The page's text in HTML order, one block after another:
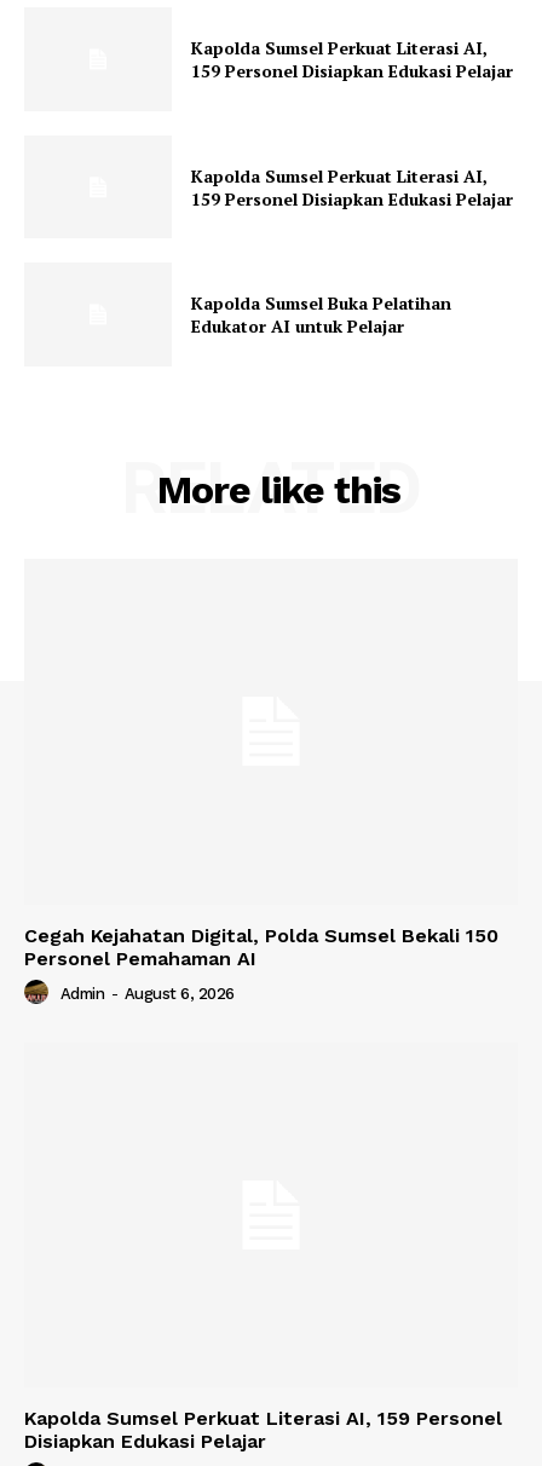
Kapolda Sumsel Perkuat Literasi AI,
159 Personel Disiapkan Edukasi Pelajar
Kapolda Sumsel Perkuat Literasi AI,
159 Personel Disiapkan Edukasi Pelajar
Kapolda Sumsel Buka Pelatihan
Edukator AI untuk Pelajar
More like this
RELATED
Cegah Kejahatan Digital, Polda Sumsel Bekali 150
Personel Pemahaman AI
Admin - August 6, 2026
Kapolda Sumsel Perkuat Literasi AI, 159 Personel
Disiapkan Edukasi Pelajar